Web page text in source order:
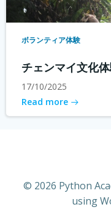
ボランティア体験
チェンマイ文化
17/10/2025
Read more
© 2026 Python
using